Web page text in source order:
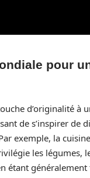
pour
d’originalité à
de s’inspirer de
exemple, la cuisine
les légumes,
étant généralement